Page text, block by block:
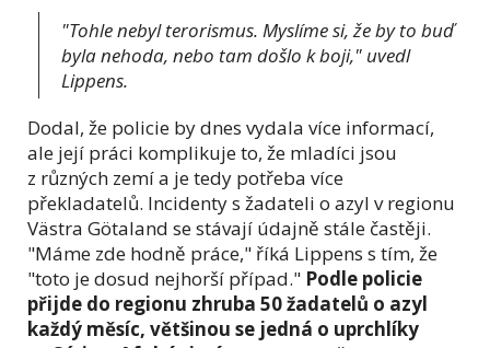
"Tohle nebyl terorismus. Myslíme si, že by to buď
byla nehoda, nebo tam došlo k boji," uvedl
Lippens.
Dodal, že policie by dnes vydala více informací,
ale její práci komplikuje to, že mladíci jsou
z různých zemí a je tedy potřeba více
překladatelů. Incidenty s žadateli o azyl v regionu
Västra Götaland se stávají údajně stále častěji.
"Máme zde hodně práce," říká Lippens s tím, že
"toto je dosud nejhorší případ." Podle policie
přijde do regionu zhruba 50 žadatelů o azyl
každý měsíc, většinou se jedná o uprchlíky